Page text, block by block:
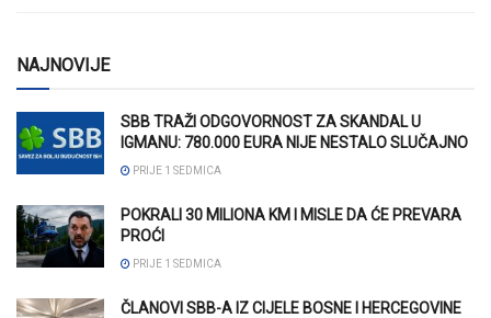
NAJNOVIJE
SBB TRAŽI ODGOVORNOST ZA SKANDAL U
IGMANU: 780.000 EURA NIJE NESTALO SLUČAJNO
PRIJE 1 SEDMICA
POKRALI 30 MILIONA KM I MISLE DA ĆE PREVARA
PROĆI
PRIJE 1 SEDMICA
ČLANOVI SBB-A IZ CIJELE BOSNE I HERCEGOVINE